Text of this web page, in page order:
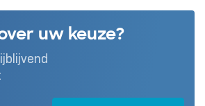
uw keuze?